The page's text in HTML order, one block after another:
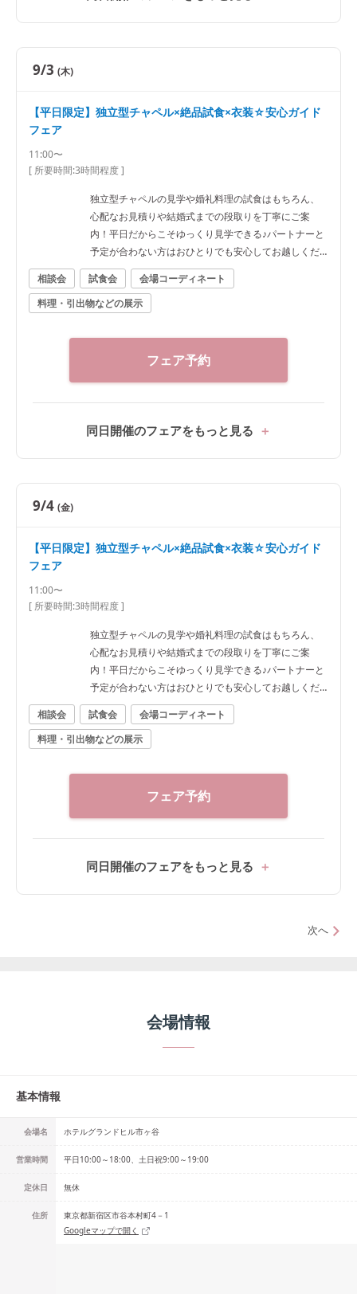
9/3 (木)
【平日限定】独立型チャペル×絶品試食×衣装☆安心ガイド
フェア
11:00〜
[ 所要時間:3時間程度]
独立型チャペルの見学や婚礼料理の試食はもちろん、
心配なお見積りや結婚式までの段取りを丁寧にご案
内！平日だからこそゆっくり見学できる♪パートナーと
予定が合わない方はおひとりでも安心してお越しくだ
さい。
相談会 試食会
会場コーディネート
料理・引出物などの展示
フェア予約
同日開催のフェアをもっと見る
9/4 (金)
【平日限定】独立型チャペル×絶品試食×衣装☆安心ガイド
フェア
11:00〜
[ 所要時間:3時間程度]
独立型チャペルの見学や婚礼料理の試食はもちろん、
心配なお見積りや結婚式までの段取りを丁寧にご案
内！平日だからこそゆっくり見学できる♪パートナーと
予定が合わない方はおひとりでも安心してお越しくだ
さい。
相談会 試食会
会場コーディネート
料理・引出物などの展示
フェア予約
同日開催のフェアをもっと見る
次へ
会場情報
基本情報
会場名 ホテルグランドヒル市ヶ谷
営業時間 平日10:00～18:00、土日祝9:00～19:00
定休日 無休
住所
東京都新宿区市谷本村町4－1
Googleマップで開く